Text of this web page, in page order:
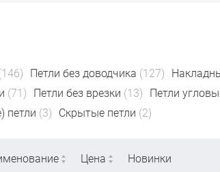
Петли без доводчика (127)
(71) Петли без врезки (13) Петли
петли (3) Скрытые петли (2)
Цена Новинки